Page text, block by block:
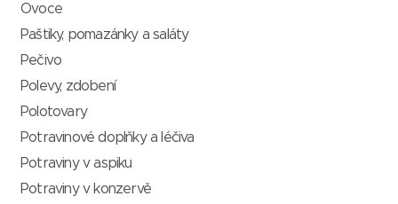
Ovoce
Paštiky, pomazánky a saláty
Pečivo
Polevy, zdobení
Polotovary
Potravinové doplňky a léčiva
Potraviny v aspiku
Potraviny v konzervě